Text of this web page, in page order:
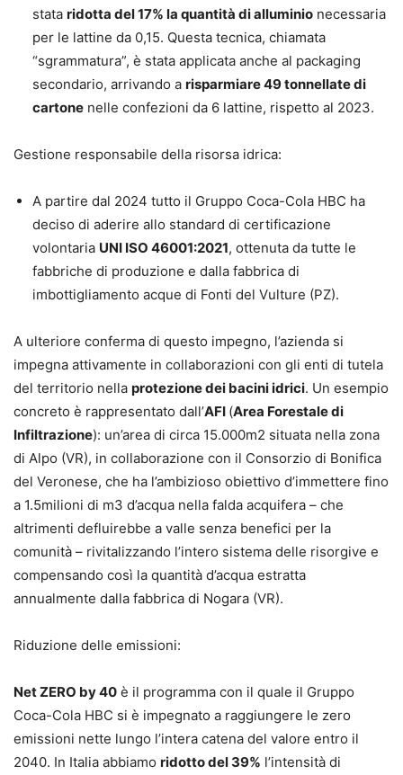
stata ridotta del 17% la quantità di alluminio necessaria
per le lattine da 0,15. Questa tecnica, chiamata
“sgrammatura”, è stata applicata anche al packaging
secondario, arrivando a risparmiare 49 tonnellate di
cartone nelle confezioni da 6 lattine, rispetto al 2023.
Gestione responsabile della risorsa idrica:
A partire dal 2024 tutto il Gruppo Coca-Cola HBC ha
deciso di aderire allo standard di certificazione
volontaria UNI ISO 46001:2021, ottenuta da tutte le
fabbriche di produzione e dalla fabbrica di
imbottigliamento acque di Fonti del Vulture (PZ).
A ulteriore conferma di questo impegno, l’azienda si
impegna attivamente in collaborazioni con gli enti di tutela
del territorio nella protezione dei bacini idrici. Un esempio
concreto è rappresentato dall’AFI (Area Forestale di
Infiltrazione): un’area di circa 15.000m2 situata nella zona
di Alpo (VR), in collaborazione con il Consorzio di Bonifica
del Veronese, che ha l’ambizioso obiettivo d’immettere fino
a 1.5milioni di m3 d’acqua nella falda acquifera – che
altrimenti defluirebbe a valle senza benefici per la
comunità – rivitalizzando l’intero sistema delle risorgive e
compensando così la quantità d’acqua estratta
annualmente dalla fabbrica di Nogara (VR).
Riduzione delle emissioni:
Net ZERO by 40 è il programma con il quale il Gruppo
Coca-Cola HBC si è impegnato a raggiungere le zero
emissioni nette lungo l’intera catena del valore entro il
2040. In Italia abbiamo ridotto del 39% l’intensità di